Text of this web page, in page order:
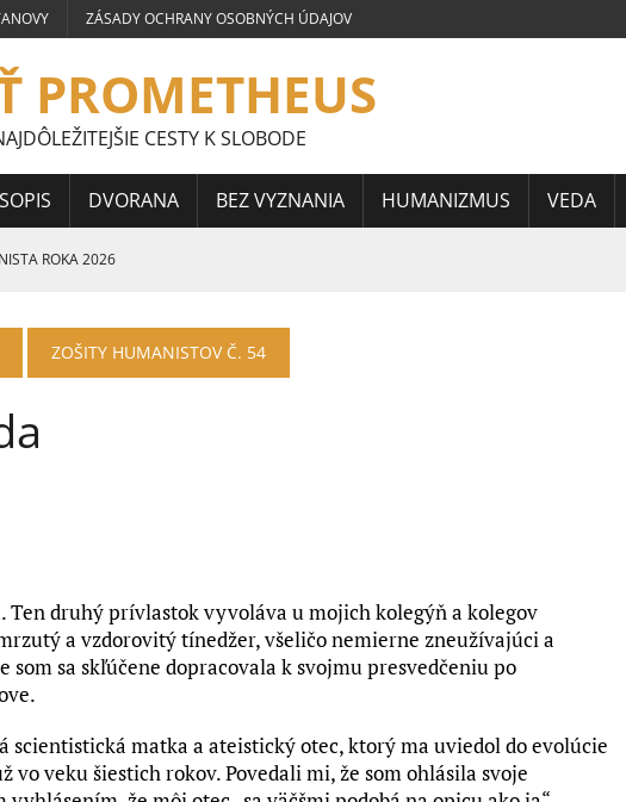
ZÁSADY OCHRANY OSOBNÝCH ÚDAJOV
PROMETHEUS
CESTY K SLOBODE
DVORANA BEZ VYZNANIA HUMANIZMUS VEDA
ROKA 2026
STREDNÝCH ŠKÔL CELOSLOVENSKEJ SÚŤAŽE ESEJÍ JÁNA HORÁRIKA 2026 – 3.
STREDNÝCH ŠKÔL CELOSLOVENSKEJ SÚŤAŽE ESEJÍ JÁNA HORÁRIKA 2026 – 2.
2026
ZOŠITY HUMANISTOV Č. 54
Ten druhý prívlastok vyvoláva u mojich kolegýň a kolegov
a vzdorovitý tínedžer, všeličo nemierne zneužívajúci a
som sa skľúčene dopracovala k svojmu presvedčeniu po
scientistická matka a ateistický otec, ktorý ma uviedol do evolúcie
veku šiestich rokov. Povedali mi, že som ohlásila svoje